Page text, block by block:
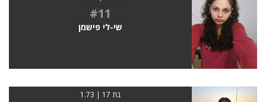
#11
שי-לי פישמן
בת 17 | 1.73